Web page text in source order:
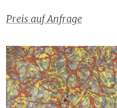
Preis auf Anfrage